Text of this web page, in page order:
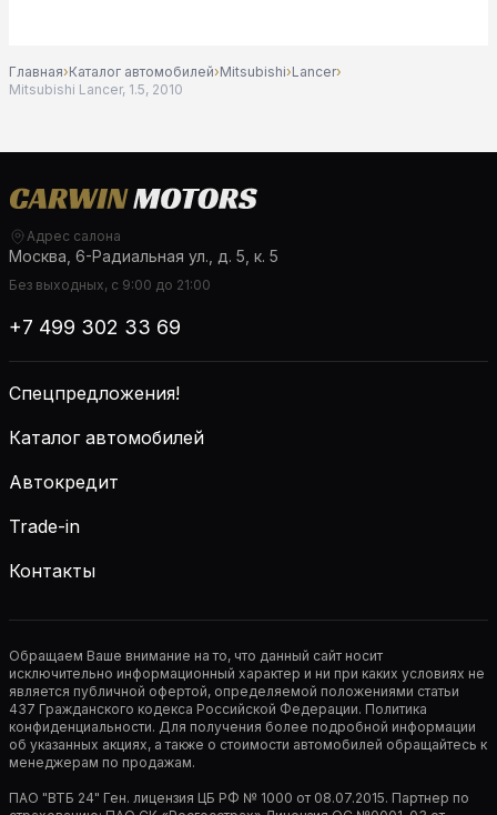
Главная›Каталог автомобилей›Mitsubishi›Lancer›
Mitsubishi Lancer, 1.5, 2010
Адрес салона
Москва, 6-Радиальная ул., д. 5, к. 5
Без выходных, с 9:00 до 21:00
+7 499 302 33 69
Спецпредложения!
Каталог автомобилей
Автокредит
Trade-in
Контакты
Обращаем Ваше внимание на то, что данный сайт носит
исключительно информационный характер и ни при каких условиях не
является публичной офертой, определяемой положениями статьи
437 Гражданского кодекса Российской Федерации. Политика
конфиденциальности. Для получения более подробной информации
об указанных акциях, а также о стоимости автомобилей обращайтесь к
менеджерам по продажам.
ПАО "ВТБ 24" Ген. лицензия ЦБ РФ № 1000 от 08.07.2015. Партнер по